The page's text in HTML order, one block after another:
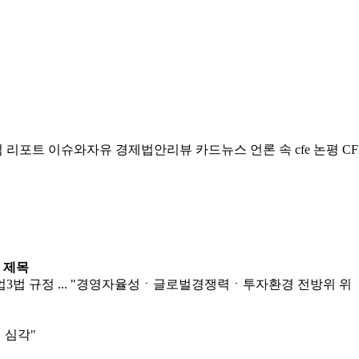
리포트 이슈와자유 경제법안리뷰 카드뉴스 언론 속 cfe 논평
제목
법 규정 ... "경영자율성ㆍ글로벌경쟁력ㆍ투자환경 전방위 위
심각"